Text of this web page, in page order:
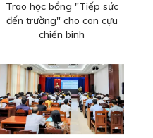
Trao học bổng "Tiếp sức
đến trường" cho con cựu
chiến binh